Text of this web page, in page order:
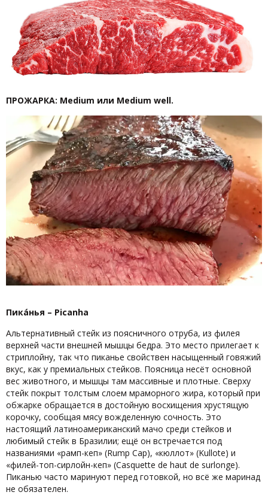
ПРОЖАРКА: Medium или Medium well.
Пикáнья – Picanha
Альтернативный стейк из поясничного отруба, из филея
верхней части внешней мышцы бедра. Это место прилегает к
стриплойну, так что пиканье свойствен насыщенный говяжий
вкус, как у премиальных стейков. Поясница несёт основной
вес животного, и мышцы там массивные и плотные. Сверху
стейк покрыт толстым слоем мраморного жира, который при
обжарке обращается в достойную восхищения хрустящую
корочку, сообщая мясу вожделенную сочность. Это
настоящий латиноамериканский мачо среди стейков и
любимый стейк в Бразилии; ещё он встречается под
названиями «рамп-кеп» (Rump Cap), «кюллот» (Kullotе) и
«филей-топ-сирлойн-кеп» (Casquette de haut de surlonge).
Пиканью часто маринуют перед готовкой, но всё же маринад
не обязателен.